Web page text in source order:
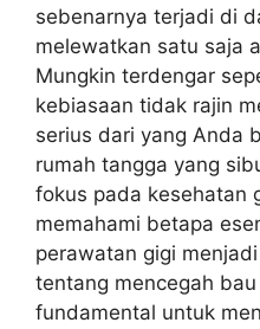
sebenarnya terjadi di
melewatkan satu saja
Mungkin terdengar
kebiasaan tidak rajin
serius dari yang Anda
rumah tangga yang
fokus pada kesehatan
memahami betapa
perawatan gigi
tentang mencegah
fundamental untuk